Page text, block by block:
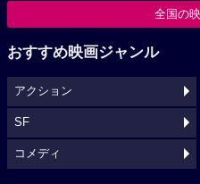
全国の
おすすめ映画ジャンル
アクション
SF
コメディ